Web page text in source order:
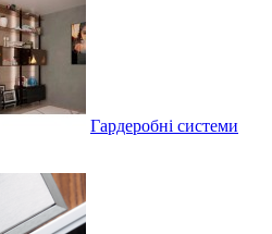
Гардеробні системи